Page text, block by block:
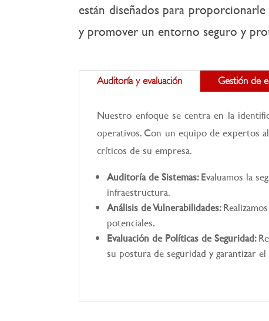
están diseñados para
y promover un entorno seguro y
Auditoría y evaluación Gestión de
Nuestro enfoque se centra en la
operativos. Con un equipo de expertos
críticos de su empresa.
Auditoría de Sistemas:Evaluamos la
infraestructura.
Análisis de Vulnerabilidades:
potenciales.
Evaluación de Políticas de Seguridad:
su postura de seguridad y garantizar